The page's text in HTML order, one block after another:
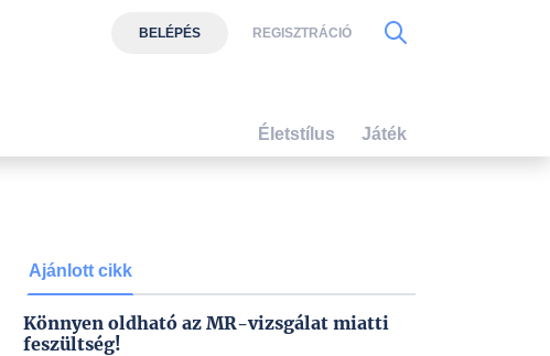
Ajánlott cikk
Könnyen oldható az MR-vizsgálat miatti
feszültség!
BELÉPÉS REGISZTRÁCIÓ
Életstílus Játék